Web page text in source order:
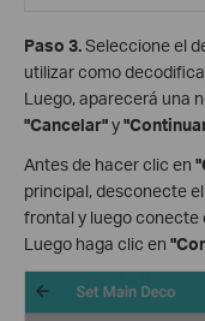
Paso 3.Seleccione el
utilizar como
Luego, aparecerá una
"Cancelar"y
Antes de hacer clic en
principal, desconecte
frontal y luego conecte
Luego haga clic en